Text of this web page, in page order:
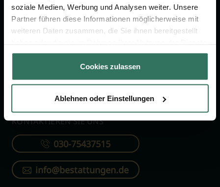
soziale Medien, Werbung und Analysen weiter. Unsere
Partner führen diese Informationen möglicherweise mit
weiteren Daten zusammen, die Sie ihnen bereitgestellt
gesammelt haben.
Cookies zulassen
Ablehnen oder Einstellungen
Ratgeber
Verzeichnis
Kostenlos registrieren
KONTAKTIEREN SIE UNS
030-75437515
info@bestattungen.de